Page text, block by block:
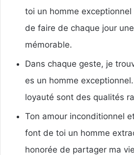
toi un homme
de faire de chaque jour
mémorable.
Dans chaque geste, je
es un homme
loyauté sont des qualités
Ton amour inconditionnel
font de toi un homme
honorée de partager ma